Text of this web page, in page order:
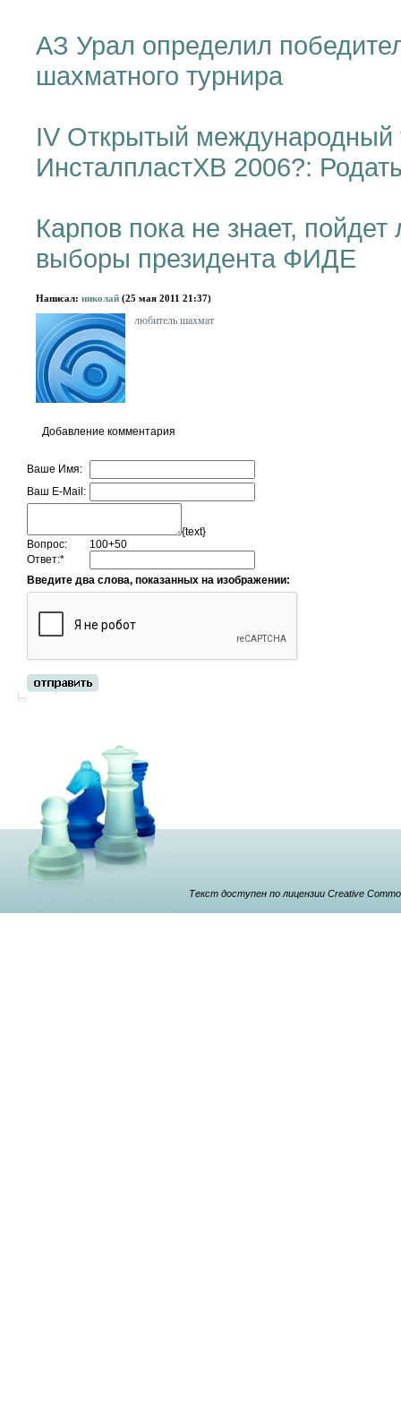
АЗ Урал определил
шахматного турнира
IV Открытый международный
ИнсталпластХВ 2006?:
Карпов пока не знает,
выборы президента ФИДЕ
Написал: николай (25 мая 2011 21:37)
любитель шахмат
Добавление комментария
Ваше Имя:
Ваш E-Mail:
{text}
Вопрос:
100+50
Ответ:*
Введите два слова, показанных на изображении:
Текст доступен по лицензии Creative